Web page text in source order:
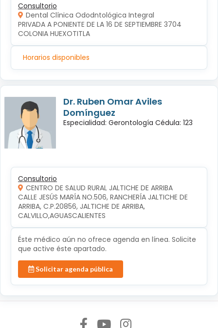
Consultorio
Dental Clínica Ododntológica Integral
PRIVADA A PONIENTE DE LA 16 DE SEPTIEMBRE 3704
COLONIA HUEXOTITLA
Horarios disponibles
Dr. Ruben Omar Aviles
Domínguez
Especialidad: Gerontología Cédula: 123
Consultorio
CENTRO DE SALUD RURAL JALTICHE DE ARRIBA
CALLE JESÚS MARÍA NO.506, RANCHERÍA JALTICHE DE
ARRIBA, C.P.20856, JALTICHE DE ARRIBA,
CALVILLO,AGUASCALIENTES
Éste médico aún no ofrece agenda en línea. Solicite
que active éste apartado.
Solicitar agenda pública